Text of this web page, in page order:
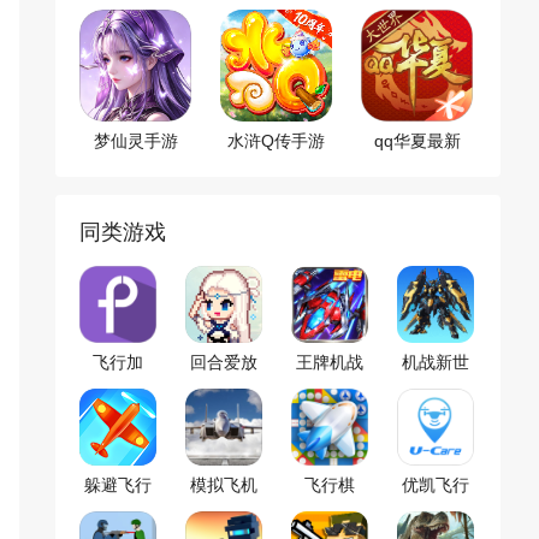
陆 雄官方版 游戏
梦仙灵手游 水浒Q传手游
qq华夏最新
同类游戏
飞行加
回合爱放
置
王牌机战
游戏
机战新世
纪
躲避飞行
模拟飞机
飞行
飞行棋 优凯飞行